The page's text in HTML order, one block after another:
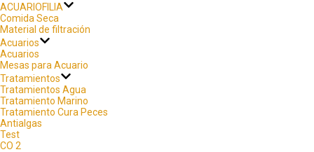
ACUARIOFILIA
Comida Seca
Material de filtración
Acuarios
Acuarios
Mesas para Acuario
Tratamientos
Tratamientos Agua
Tratamiento Marino
Tratamiento Cura Peces
Antialgas
Test
CO 2